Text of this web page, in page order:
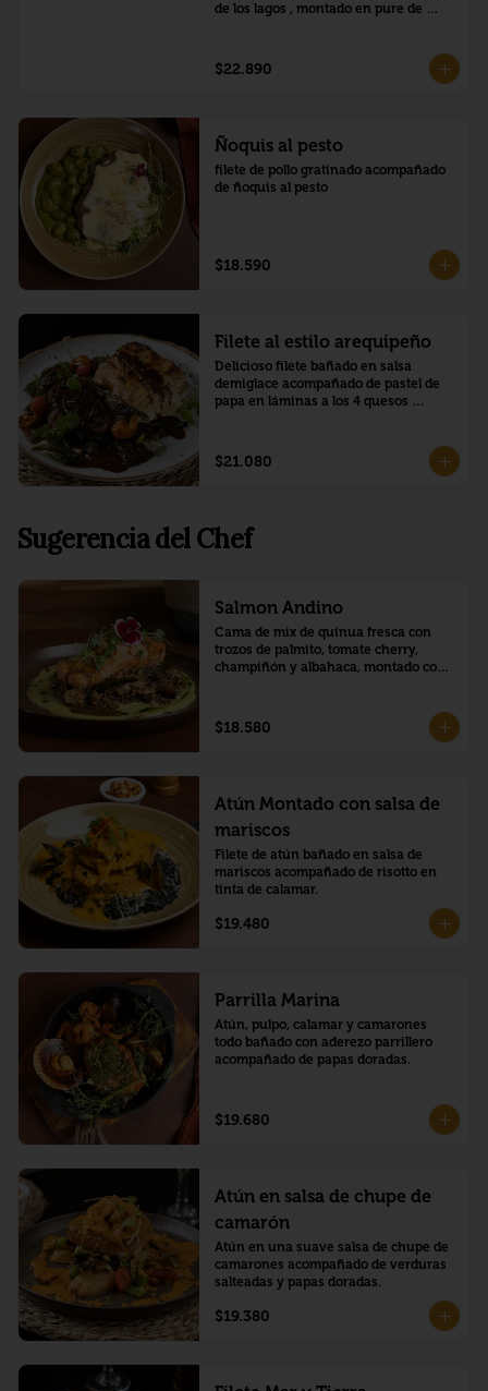
de los lagos , montado en pure de
$22.890
Ñoquis al pesto
filete de pollo gratinado acompañado
de ñoquis al pesto
$18.590
Filete al estilo arequipeño
Delicioso filete bañado en salsa
demiglace acompañado de pastel de
papa en láminas a los 4 quesos
$21.080
Sugerencia del Chef
Salmon Andino
Cama de mix de quínua fresca con
trozos de palmito, tomate cherry,
champiñón y albahaca, montado con
$18.580
Atún Montado con salsa de
mariscos
Filete de atún bañado en salsa de
mariscos acompañado de risotto en
tinta de calamar.
$19.480
Parrilla Marina
Atún, pulpo, calamar y camarones
todo bañado con aderezo parrillero
acompañado de papas doradas.
$19.680
Atún en salsa de chupe de
camarón
Atún en una suave salsa de chupe de
camarones acompañado de verduras
salteadas y papas doradas.
$19.380